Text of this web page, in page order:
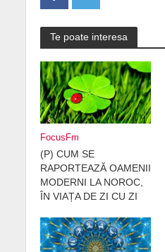
Te poate interesa
FocusFm
(P) CUM SE
RAPORTEAZĂ OAMENII
MODERNI LA NOROC,
ÎN VIAȚA DE ZI CU ZI